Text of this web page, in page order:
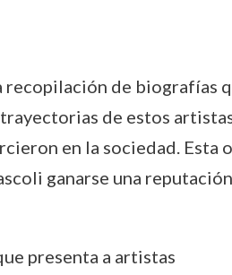
recopilación de biografías
de estos
en la sociedad. Esta
ganarse una reputación
presenta a artistas